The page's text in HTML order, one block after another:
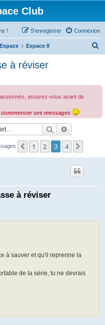
Club
! Connexion
S’enregistrer
Espace II
c
à réviser
assurez-vous avant de
ses messages
Rechercher
Précédente
1 2 3 4
à réviser
à sauver et qu'il reprenne la
de la série, tu ne devrais